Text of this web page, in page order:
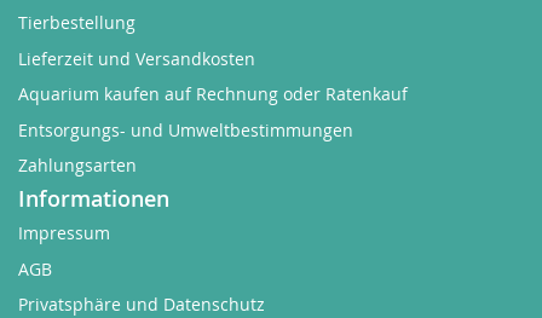
Tierbestellung
Lieferzeit und Versandkosten
Aquarium kaufen auf Rechnung oder Ratenkauf
Entsorgungs- und Umweltbestimmungen
Zahlungsarten
Informationen
Impressum
AGB
Privatsphäre und Datenschutz